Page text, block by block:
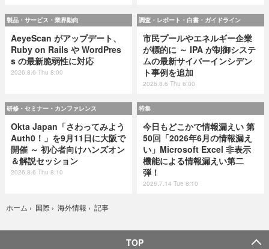
製品・サービス・業界動向
AeyeScan がアップデート、
Ruby on Rails や WordPres
s の最新脆弱性に対応
2026.8.6 Thu 8:00
調査・レポート・白書・ガイドライン
市民プールやエネルギー企業
が標的に ～ IPA が制御システ
ムの最新サイバーインシデン
ト事例を追加
2026.8.6 Thu 8:00
研修・セミナー・カンファレンス
Okta Japan「さわってみよう
Auth0！」を9月11日に大阪で
開催 ～ 初心者向けハンズオン
＆解説セッション
2026.8.6 Thu 8:10
特集
今日もどこかで情報漏えい 第
50回「2026年6月の情報漏え
い」Microsoft Excel 非表示
機能による情報漏えい第二
弾！
2026.7.14 Tue 8:10
ホーム › 国際 › 海外情報 › 記事
TOP